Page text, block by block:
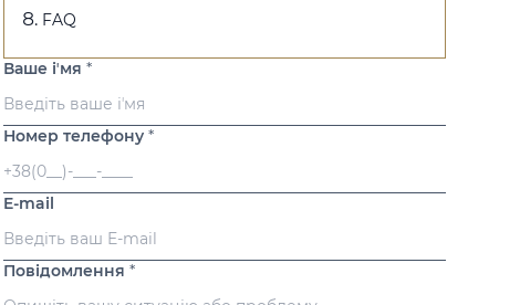
FAQ
Ваше іʼмя *
Номер телефону *
E-mail
Повідомлення *